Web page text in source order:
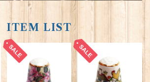
ITEM LIST